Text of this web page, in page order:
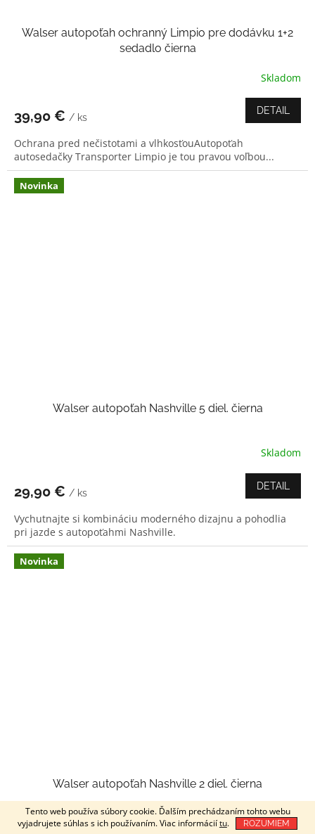
Tento web používa súbory cookie. Ďalším prechádzaním tohto webu
vyjadrujete súhlas s ich používaním. Viac informáciítu. ROZUMIEM
Walser autopoťah ochranný Limpio pre dodávku 1+2
sedadlo čierna
Skladom
39,90 € / ks
DETAIL
Ochrana pred nečistotami a vlhkosťouAutopoťah
autosedačky Transporter Limpio je tou pravou voľbou...
Novinka
Walser autopoťah Nashville 5 diel. čierna
je
z
5
hviezdičiek.
Skladom
29,90 € / ks
DETAIL
Vychutnajte si kombináciu moderného dizajnu a pohodlia
pri jazde s autopoťahmi Nashville.
Novinka
Walser autopoťah Nashville 2 diel. čierna
Vypredané